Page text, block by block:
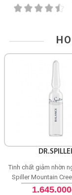
Tinh chất giảm nhờn
Spiller Mountain
Purifying